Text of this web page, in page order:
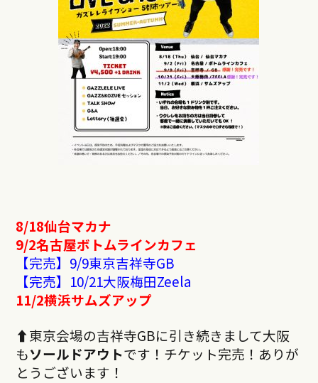
8/18仙台マカナ
9/2名古屋ボトムラインカフェ
【完売】9/9東京吉祥寺GB
【完売】10/21大阪梅田Zeela
11/2横浜サムズアップ
⬆︎東京会場の吉祥寺GBに引き続きまして大阪
もソールドアウトです！チケット完売！ありが
とうございます！